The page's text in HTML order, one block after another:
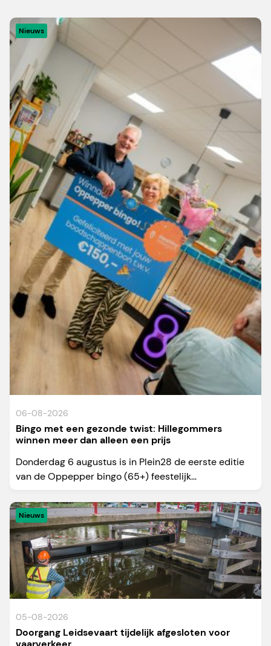
Nieuws
06-08-2026
Bingo met een gezonde twist: Hillegommers
winnen meer dan alleen een prijs
Donderdag 6 augustus is in Plein28 de eerste editie
van de Oppepper bingo (65+) feestelijk...
Nieuws
05-08-2026
Doorgang Leidsevaart tijdelijk afgesloten voor